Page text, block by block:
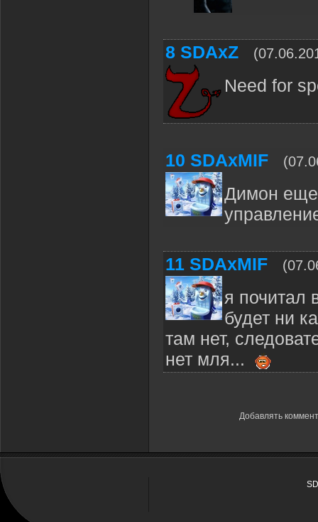
8 SDAxZ
Need for
10 SDAxMIF
Димон еще
11 SDAxMIF
я почитал
будет ни
там нет,
нет мля...
Добавлять